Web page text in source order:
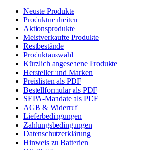
Neuste Produkte
Produktneuheiten
Aktionsprodukte
Meistverkaufte Produkte
Restbestände
Produktauswahl
Kürzlich angesehene Produkte
Hersteller und Marken
Preislisten als PDF
Bestellformular als PDF
SEPA-Mandate als PDF
AGB & Widerruf
Lieferbedingungen
Zahlungsbedingungen
Datenschutzerklärung
Hinweis zu Batterien